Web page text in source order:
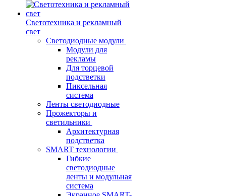
Светотехника и рекламный
свет
Светодиодные модули
Модули для
рекламы
Для торцевой
подстветки
Пиксельная
система
Ленты светодиодные
Прожекторы и
светильники
Архитектурная
подстветка
SMART технологии
Гибкие
светодиодные
ленты и модульная
система